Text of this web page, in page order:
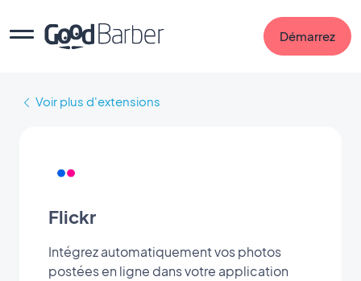
Démarrez
Voir plus d'extensions
Flickr
Intégrez automatiquement vos photos
postées en ligne dans votre application